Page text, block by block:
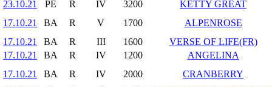
23.10.21
PE R IV 3200
KETTY GREAT
17.10.21
BA R V 1700
ALPENROSE
17.10.21
BA R III 1600
VERSE OF LIFE(FR)
17.10.21
BA R IV 1200
ANGELINA
17.10.21
BA R IV 2000
CRANBERRY